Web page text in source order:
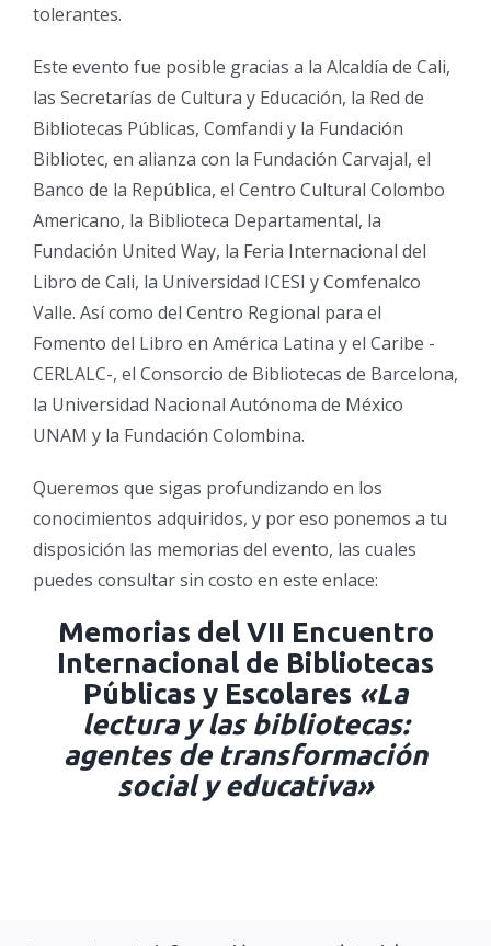
tolerantes.
Este evento fue posible gracias a la Alcaldía de Cali,
las Secretarías de Cultura y Educación, la Red de
Bibliotecas Públicas, Comfandi y la Fundación
Bibliotec, en alianza con la Fundación Carvajal, el
Banco de la República, el Centro Cultural Colombo
Americano, la Biblioteca Departamental, la
Fundación United Way, la Feria Internacional del
Libro de Cali, la Universidad ICESI y Comfenalco
Valle. Así como del Centro Regional para el
Fomento del Libro en América Latina y el Caribe -
CERLALC-, el Consorcio de Bibliotecas de Barcelona,
la Universidad Nacional Autónoma de México
UNAM y la Fundación Colombina.
Queremos que sigas profundizando en los
conocimientos adquiridos, y por eso ponemos a tu
disposición las memorias del evento, las cuales
puedes consultar sin costo en este enlace:
Memorias del VII Encuentro
Internacional de Bibliotecas
Públicas y Escolares «La
lectura y las bibliotecas:
agentes de transformación
social y educativa»